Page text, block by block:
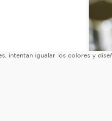
intentan igualar los colores y